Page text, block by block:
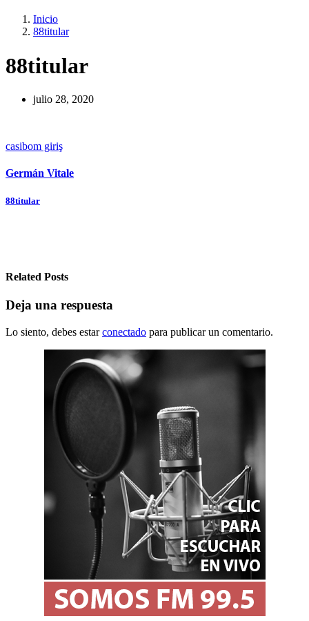
Inicio
88titular
88titular
julio 28, 2020
casibom giriş
Germán Vitale
Navegación
88titular
Related Posts
Deja una respuesta
Lo siento, debes estarconectado para publicar un comentario.